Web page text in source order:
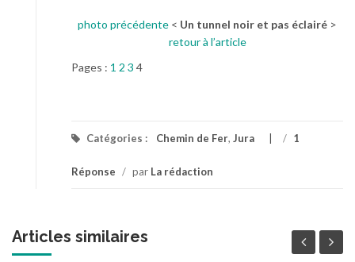
photo précédente < Un tunnel noir et pas éclairé >
retour à l’article
Pages : 1 2 3 4
Catégories : Chemin de Fer, Jura / 1
Réponse / par La rédaction
Articles similaires